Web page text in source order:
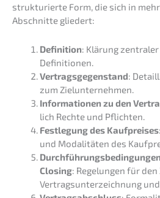
struk­tu­rier­te Form, die sich in
Abschnit­te gliedert:
Defini­ti­on: Klärung
Definitionen.
Vertrags­ge­gen­stand:
zum Zielunternehmen.
Infor­ma­tio­nen zu den
lich Rechte und Pflichten.
Festle­gung des Kaufprei­ses
und Modali­tä­ten des
Closing: Regelun­gen für
Vertrags­un­ter­zeich­nung